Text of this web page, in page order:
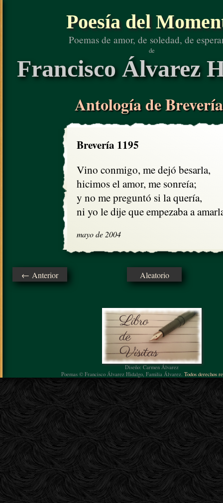
Poesía del
Poemas de amor, de soledad, de
de
Francisco Álvarez
Antología de
Brevería 1195
Vino conmigo, me dejó besarla,
hicimos el amor, me sonreía;
y no me preguntó si la quería,
ni yo le dije que empezaba a
mayo de 2004
← Anterior Aleatorio
Diseño: Carmen Álvarez
Poemas © Francisco Álvarez Hidalgo, Familia Álvarez. Todos derechos